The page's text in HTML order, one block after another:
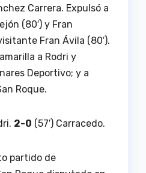
Carrera. Expulsó a
(80′) y Fran
Fran Ávila (80′).
a Rodri y
Deportivo; y a
Roque.
2-0 (57′) Carracedo.
partido de